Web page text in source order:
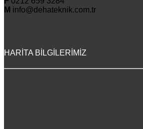
M info@dehateknik.com.tr
HARİTA BİLGİLERİMİZ